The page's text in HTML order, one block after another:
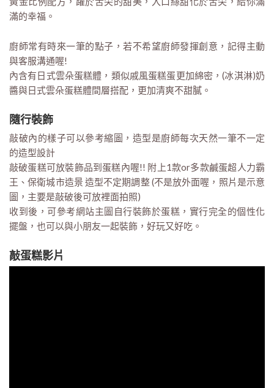
滿的幸福。
廚師常有時來一筆的點子，若不希望廚師發揮創意，記得主動
與客服溝通喔!
內含有日式雲朵蛋糕體，類似戚風蛋糕蛋更加綿密，(冰淇淋)奶
醬與日式雲朵蛋糕體間層搭配，更加清爽不甜膩。
隨行裝飾
敲破內的樣子可以參考縮圖，造型是廚師每次天然一筆不一定
的造型設計
敲破蛋糕可放裝飾品到蛋糕內喔!! 附上1款or多款鹹蛋超人力霸
王、保衛城市造景 造型不定期調整 (不是放外面喔，照片是示意
圖，主要是敲破後可放裡面拍照)
收到後，可參考網站主圖自行裝飾於蛋糕，實行完全的個性化
擺盤，也可以與小朋友一起裝飾，好玩又好吃。
敲蛋糕影片